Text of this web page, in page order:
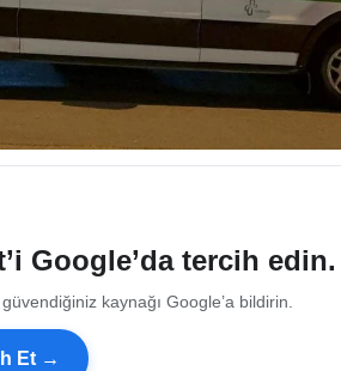
Google’da tercih edin.
kaynağı Google’a bildirin.
Et →